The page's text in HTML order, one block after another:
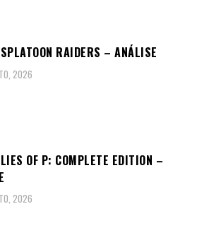
RAIDERS – ANÁLISE
2026
OF P: COMPLETE EDITION –
2026